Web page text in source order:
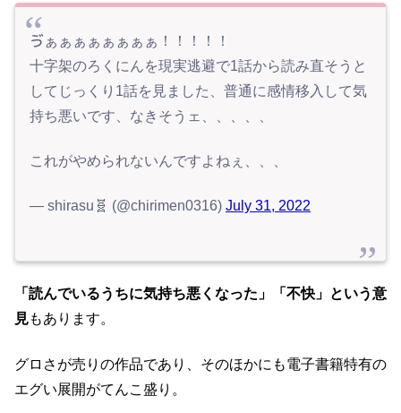
ゔぁぁぁぁぁぁぁぁ！！！！！
十字架のろくにんを現実逃避で1話から読み直そうと
してじっくり1話を見ました、普通に感情移入して気
持ち悪いです、なきそうェ、、、、、
これがやめられないんですよねぇ、、、
— shirasu🧬 (@chirimen0316) July 31, 2022
「読んでいるうちに気持ち悪くなった」「不快」という意
見もあります。
グロさが売りの作品であり、そのほかにも電子書籍特有の
エグい展開がてんこ盛り。